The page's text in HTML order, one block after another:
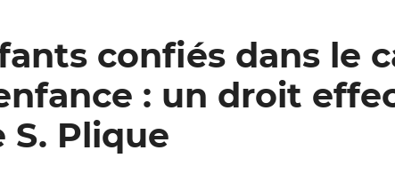
confiés dans le
: un droit
Plique